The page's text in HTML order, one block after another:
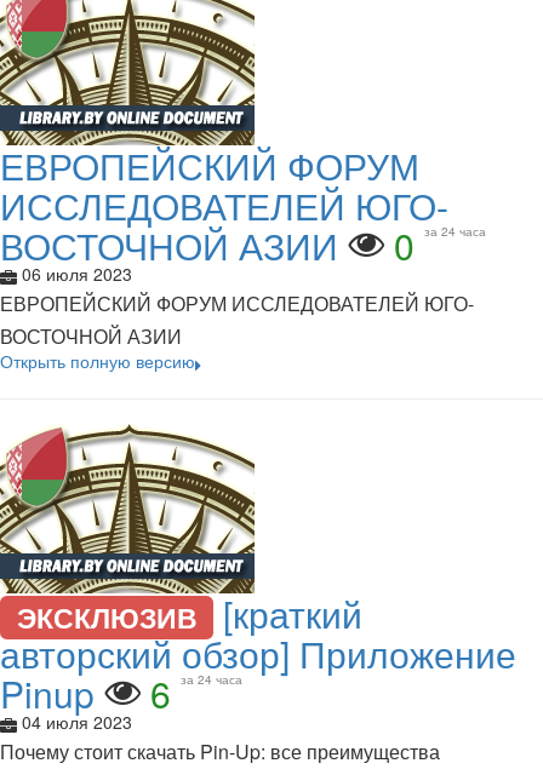
ЕВРОПЕЙСКИЙ ФОРУМ
ИССЛЕДОВАТЕЛЕЙ ЮГО-
ВОСТОЧНОЙ АЗИИ 0 за 24 часа
06 июля 2023
ЕВРОПЕЙСКИЙ ФОРУМ ИССЛЕДОВАТЕЛЕЙ ЮГО-
ВОСТОЧНОЙ АЗИИ
Открыть полную версию
ЭКСКЛЮЗИВ [краткий
авторский обзор] Приложение
Pinup 6 за 24 часа
04 июля 2023
Почему стоит скачать Pin-Up: все преимущества